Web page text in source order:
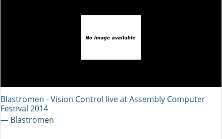
Blastromen - Vision Control live at Assembly Computer
Festival 2014
― Blastromen